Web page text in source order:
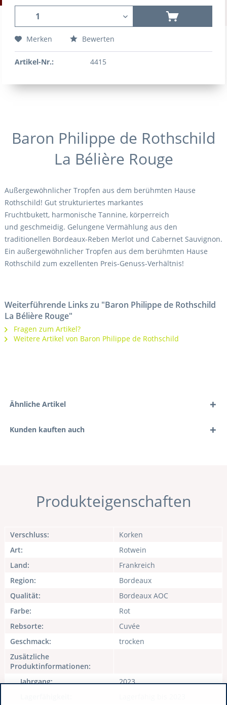
Merken Bewerten
Artikel-Nr.: 4415
Baron Philippe de Rothschild
La Bélière Rouge
Außergewöhnlicher Tropfen aus dem berühmten Hause
Rothschild! Gut strukturiertes markantes
Fruchtbukett, harmonische Tannine, körperreich
und geschmeidig. Gelungene Vermählung aus den
traditionellen Bordeaux-Reben Merlot und Cabernet Sauvignon.
Ein außergewöhnlicher Tropfen aus dem berühmten Hause
Rothschild zum exzellenten Preis-Genuss-Verhältnis!
Weiterführende Links zu "Baron Philippe de Rothschild
La Bélière Rouge"
Fragen zum Artikel?
Weitere Artikel von Baron Philippe de Rothschild
Ähnliche Artikel
Kunden kauften auch
Produkteigenschaften
Verschluss:
Korken
Art:
Rotwein
Land:
Frankreich
Region:
Bordeaux
Qualität:
Bordeaux AOC
Farbe:
Rot
Rebsorte:
Cuvée
Geschmack:
trocken
Zusätzliche
Produktinformationen:
Jahrgang:
2023